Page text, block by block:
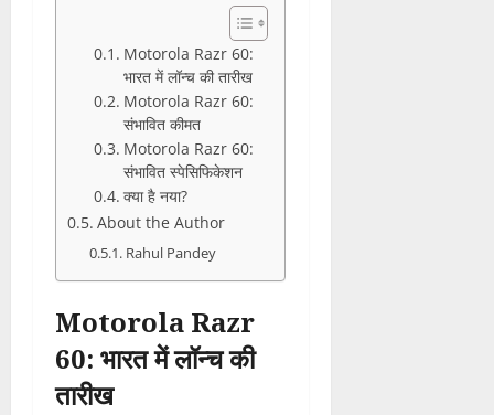
Motorola Razr 60:
भारत में लॉन्च की तारीख
Motorola Razr 60:
संभावित कीमत
Motorola Razr 60:
संभावित स्पेसिफिकेशन
क्या है नया?
About the Author
Rahul Pandey
Motorola Razr
60: भारत में लॉन्च की
तारीख